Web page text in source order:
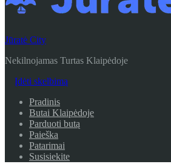
Jūratė City
Nekilnojamas Turtas Klaipėdoje
Įdėti skelbimą
Pradinis
Butai Klaipėdoje
Parduoti butą
Paieška
Patarimai
Susisiekite